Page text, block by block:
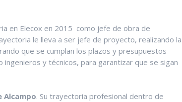
en Elecox en 2015 como jefe de obra de
le lleva a ser jefe de proyecto, realizando la
que se cumplan los plazos y presupuestos
y técnicos, para garantizar que se sigan
Alcampo. Su trayectoria profesional dentro de